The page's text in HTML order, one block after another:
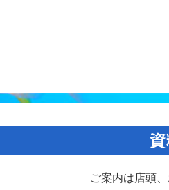
ご案内は店頭